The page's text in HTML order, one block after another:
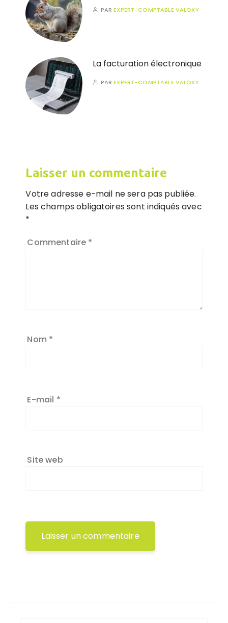
PAREXPERT-COMPTABLE VALOXY
La facturation électronique
PAREXPERT-COMPTABLE VALOXY
Laisser un commentaire
Votre adresse e-mail ne sera pas publiée.
Les champs obligatoires sont indiqués avec
*
Commentaire *
Nom *
E-mail *
Site web